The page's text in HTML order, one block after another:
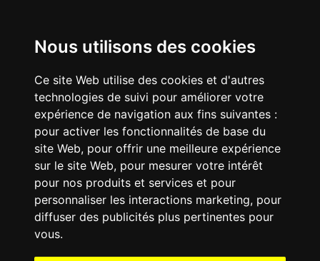
Nous utilisons des cookies
Ce site Web utilise des cookies et d'autres
technologies de suivi pour améliorer votre
expérience de navigation aux fins suivantes :
pour activer les fonctionnalités de base du
site Web, pour offrir une meilleure expérience
sur le site Web, pour mesurer votre intérêt
pour nos produits et services et pour
personnaliser les interactions marketing, pour
diffuser des publicités plus pertinentes pour
vous.